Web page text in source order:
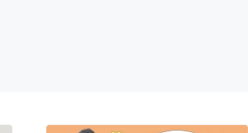
machi-ya コミュニティ